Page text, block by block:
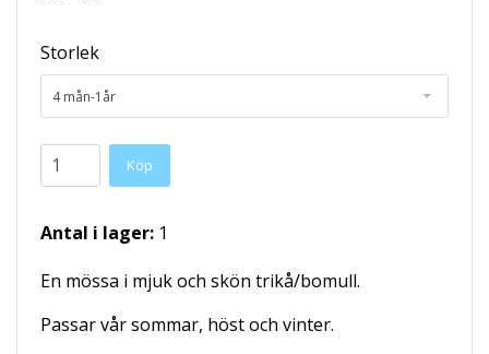
Storlek
4 mån-1år
Köp
Antal i lager: 1
En mössa i mjuk och skön trikå/bomull.
Passar vår sommar, höst och vinter.